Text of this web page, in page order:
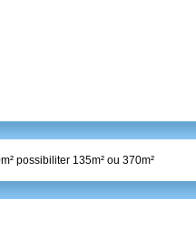
possibiliter 135m² ou 370m²